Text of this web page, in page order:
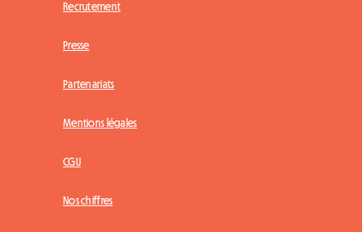
Recrutement
Presse
Partenariats
Mentions légales
CGU
Nos chiffres